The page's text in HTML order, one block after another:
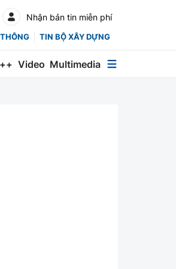
Nhận bản tin miễn phí
TIN BỘ XÂY DỰNG
Video Multimedia